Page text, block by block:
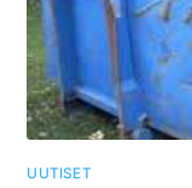
UUTISET